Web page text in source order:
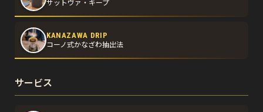
サットヴァ・キープ
KANAZAWA DRIP
コーノ式かなざわ抽出法
サービス